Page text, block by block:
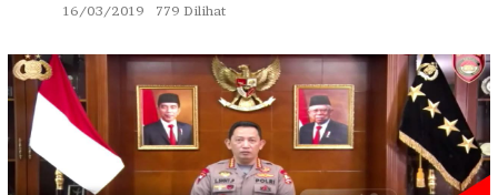
16/03/2019
779 Dilihat